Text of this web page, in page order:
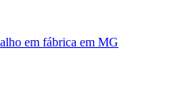
em fábrica em MG